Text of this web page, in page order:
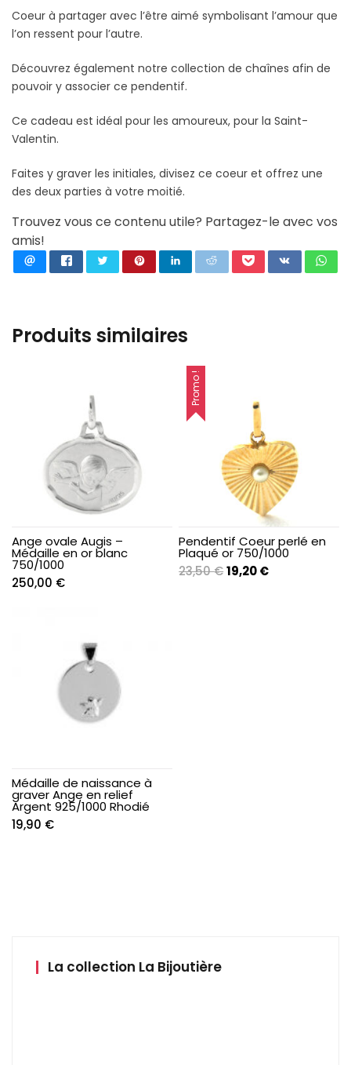
Coeur à partager avec l’être aimé symbolisant l’amour que
l’on ressent pour l’autre.
Découvrez également notre collection de chaînes afin de
pouvoir y associer ce pendentif.
Ce cadeau est idéal pour les amoureux, pour la Saint-
Valentin.
Faites y graver les initiales, divisez ce coeur et offrez une
des deux parties à votre moitié.
Trouvez vous ce contenu utile? Partagez-le avec vos
amis!
Produits similaires
Ange ovale Augis –
Médaille en or blanc
750/1000
250,00 €
Promo !
Pendentif Coeur perlé en
Plaqué or 750/1000
23,50€Le
19,20€Le
Médaille de naissance à
graver Ange en relief
Argent 925/1000 Rhodié
19,90 €
La collection La Bijoutière